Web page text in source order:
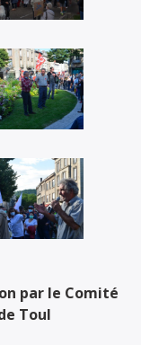
par le Comité
Toul